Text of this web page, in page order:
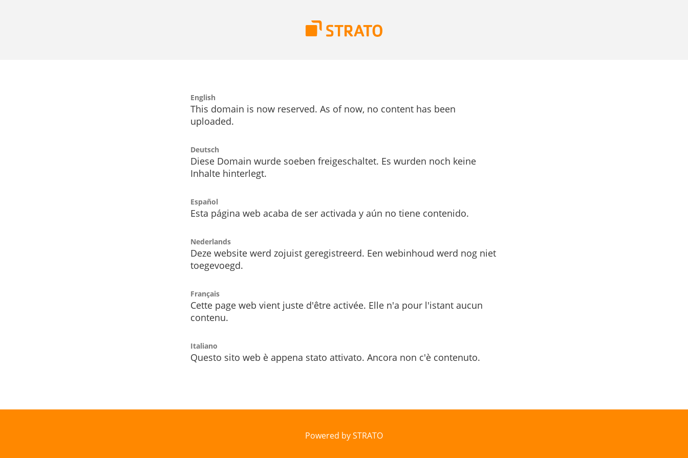
English
This domain is now reserved. As of now, no content has been
uploaded.
Deutsch
Diese Domain wurde soeben freigeschaltet. Es wurden noch keine
Inhalte hinterlegt.
Español
Esta página web acaba de ser activada y aún no tiene contenido.
Nederlands
Deze website werd zojuist geregistreerd. Een webinhoud werd nog niet
toegevoegd.
Français
Cette page web vient juste d'être activée. Elle n'a pour l'istant aucun
contenu.
Italiano
Questo sito web è appena stato attivato. Ancora non c'è contenuto.
Powered by STRATO